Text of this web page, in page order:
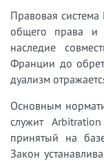
Правовая система
общего права и
наследие
Франции до
дуализм
Основным
служит
принятый на
Закон